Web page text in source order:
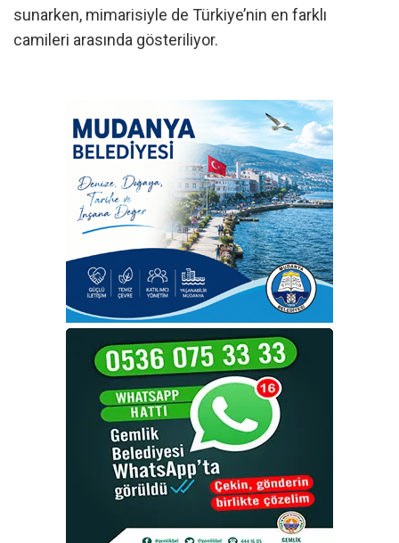
sunarken, mimarisiyle de Türkiye’nin en farklı
camileri arasında gösteriliyor.